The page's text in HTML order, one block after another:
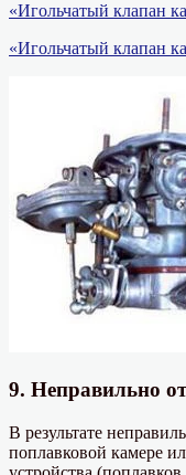
«Игольчатый клапан
«Игольчатый клапан
9. Неправильно
В результате
поплавковой камере